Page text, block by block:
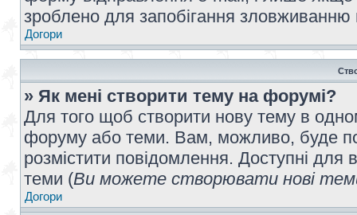
зроблено для запобігання
Догори
» Як мені створити тему на форумі?
Для того щоб створити нову тему в
форуму або теми. Вам, можливо, буде
розмістити повідомлення. Доступні для
теми (Ви можете створювати нові
Догори